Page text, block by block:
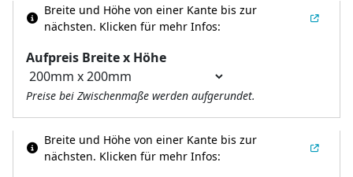
Aufpreis Breite x Höhe
Breite und Höhe von einer Kante bis zur
nächsten. Klicken für mehr Infos:
Preise bei Zwischenmaße werden aufgerundet.
Breite und Höhe von einer Kante bis zur
nächsten. Klicken für mehr Infos: